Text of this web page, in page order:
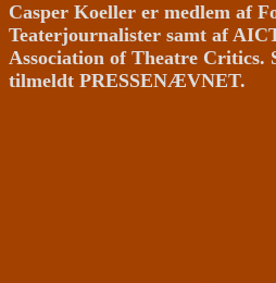
Casper Koeller er medlem af
Teaterjournalister samt af
Association of Theatre Critics.
tilmeldt PRESSENÆVNET.